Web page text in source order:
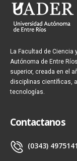
La Facultad de Ciencia
Autónoma de Entre
superior, creada en el
disciplinas científicas,
tecnologías.
Contactanos
(0343)